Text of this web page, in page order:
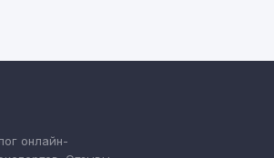
онлайн-